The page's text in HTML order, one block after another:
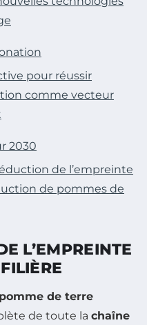
pour réussir
comme vecteur
2030
de l’empreinte
de pommes de
L’EMPREINTE
pomme de terre
de toute la chaîne